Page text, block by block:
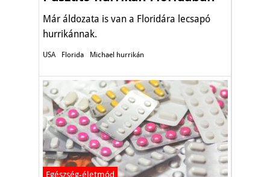
Már áldozata is van a Floridára lecsapó
hurrikánnak.
USA Florida Michael hurrikán
Egészség-életmód